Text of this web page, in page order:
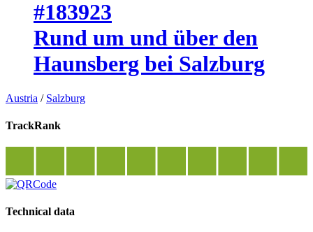
#183923
Rund um und über den
Haunsberg bei Salzburg
Austria / Salzburg
TrackRank
Technical data